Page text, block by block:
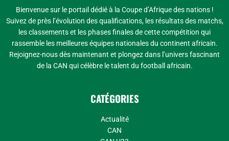
Bienvenue sur le portail dédié à la Coupe d’Afrique des nations !
Suivez de près l’évolution des qualifications, les résultats des matchs,
les classements et les phases finales de cette compétition qui
rassemble les meilleures équipes nationales du continent africain.
Rejoignez-nous dès maintenant et plongez dans l’univers fascinant
de la CAN qui célèbre le talent du football africain.
CATÉGORIES
Actualité
CAN